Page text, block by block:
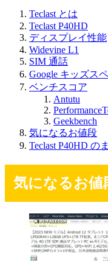
Teclast とは
Teclast P40HD
ディスプレイ性能
Widevine L1
SIM 通話
Google キッズス
ベンチスコア
Antutu
Geekbench
気になるお値段
Teclast P40HD の
気になるお値